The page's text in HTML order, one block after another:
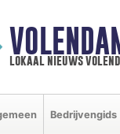
lokaal nieuws
Bedrijvengids